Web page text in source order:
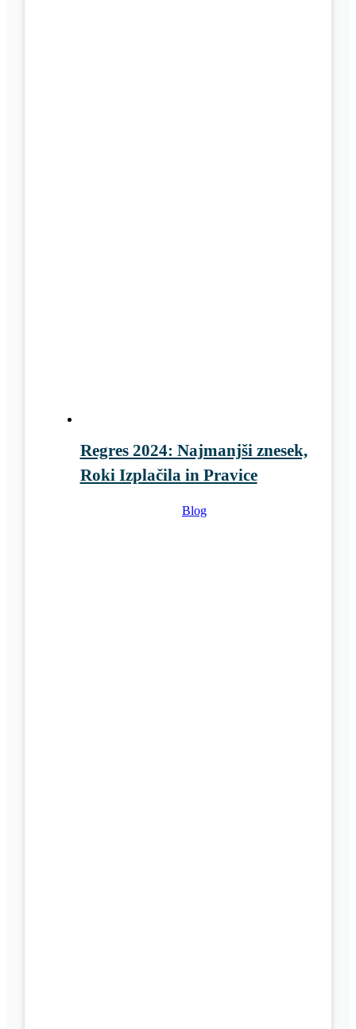
Regres 2024: Najmanjši znesek,
Roki Izplačila in Pravice
Blog